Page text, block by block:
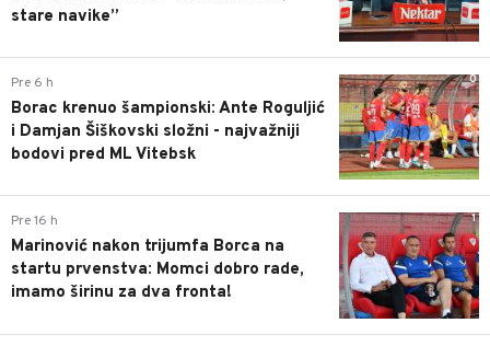
stare navike”
0
Pre 6 h
Borac krenuo šampionski: Ante Roguljić
i Damjan Šiškovski složni - najvažniji
bodovi pred ML Vitebsk
1
Pre 16 h
Marinović nakon trijumfa Borca na
startu prvenstva: Momci dobro rade,
imamo širinu za dva fronta!